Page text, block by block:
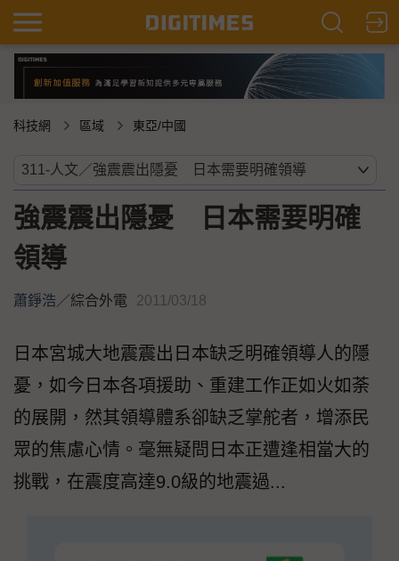
科技網 區域 東亞/中國
強震震出隱憂 日本需要明確
領導
蕭錚浩／綜合外電 2011/03/18
日本宮城大地震震出日本缺乏明確領導人的隱
憂，如今日本各項援助、重建工作正如火如荼
的展開，然其領導體系卻缺乏掌舵者，增添民
眾的焦慮心情。毫無疑問日本正遭逢相當大的
挑戰，在震度高達9.0級的地震過...